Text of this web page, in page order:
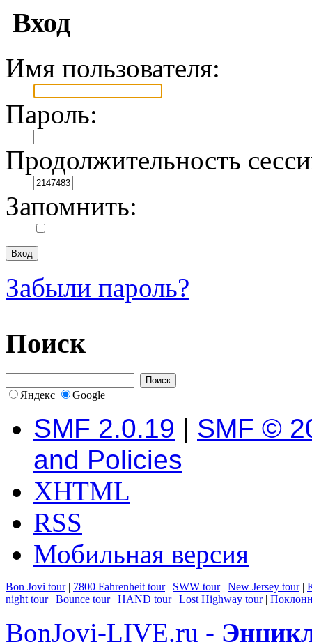
Вход
Имя пользователя:
Пароль:
Продолжительность
Запомнить:
Забыли пароль?
Поиск
Яндекс Google
SMF 2.0.19 | SMF ©
and Policies
XHTML
RSS
Мобильная версия
Bon Jovi tour| 7800 Fahrenheit tour| SWW tour| New Jersey tour|
night tour| Bounce tour| HAND tour| Lost Highway tour|
BonJovi-LIVE.ru -